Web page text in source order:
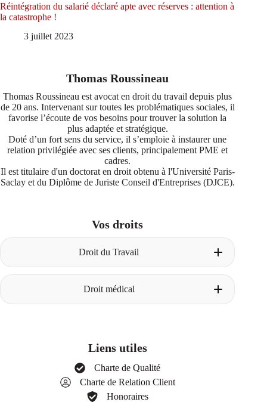
Réintégration du salarié déclaré apte avec réserves : attention à
la catastrophe !
3 juillet 2023
Thomas Roussineau
Thomas Roussineau est avocat en droit du travail depuis plus
de 20 ans. Intervenant sur toutes les problématiques sociales, il
favorise l’écoute de vos besoins pour trouver la solution la
plus adaptée et stratégique.
Doté d’un fort sens du service, il s’emploie à instaurer une
relation privilégiée avec ses clients, principalement PME et
cadres.
Il est titulaire d'un doctorat en droit obtenu à l'Université Paris-
Saclay et du Diplôme de Juriste Conseil d'Entreprises (DJCE).
Vos droits
Droit du Travail
Construire le dossier avant le licenciement
La procédure de licenciement pour faute
Licenciement pour insuffisance professionnelle
Employeur : stratégie et arguments
Salarié : stratégie et arguments
La procédure de licenciement pour
Droit médical
Les différents cas de responsabilité médicale
La procédure d’indemnisation
Réparation du préjudice corporel
Les parties en présence
Le processus d’indemnisation, nomenclature
Liens utiles
Charte de Qualité
Charte de Relation Client
Honoraires